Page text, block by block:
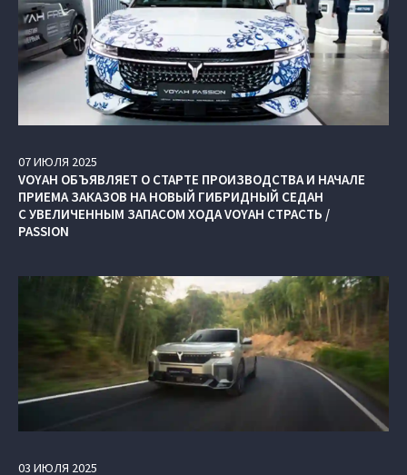
07ИЮЛЯ 2025
VOYAH ОБЪЯВЛЯЕТ О СТАРТЕ ПРОИЗВОДСТВА И НАЧАЛЕ
ПРИЕМА ЗАКАЗОВ НА НОВЫЙ ГИБРИДНЫЙ СЕДАН
С УВЕЛИЧЕННЫМ ЗАПАСОМ ХОДА VOYAH СТРАСТЬ /
PASSION
03 ИЮЛЯ 2025